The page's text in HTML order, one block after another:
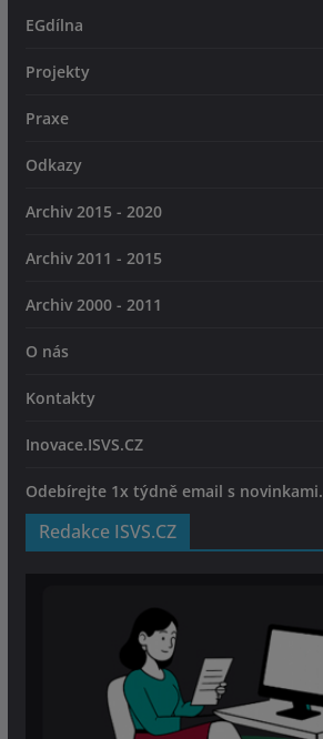
EGdílna
Projekty
Praxe
Odkazy
Archiv 2015 - 2020
Archiv 2011 - 2015
Archiv 2000 - 2011
O nás
Kontakty
Inovace.ISVS.CZ
Odebírejte 1x týdně email s novinkami.
Redakce ISVS.CZ